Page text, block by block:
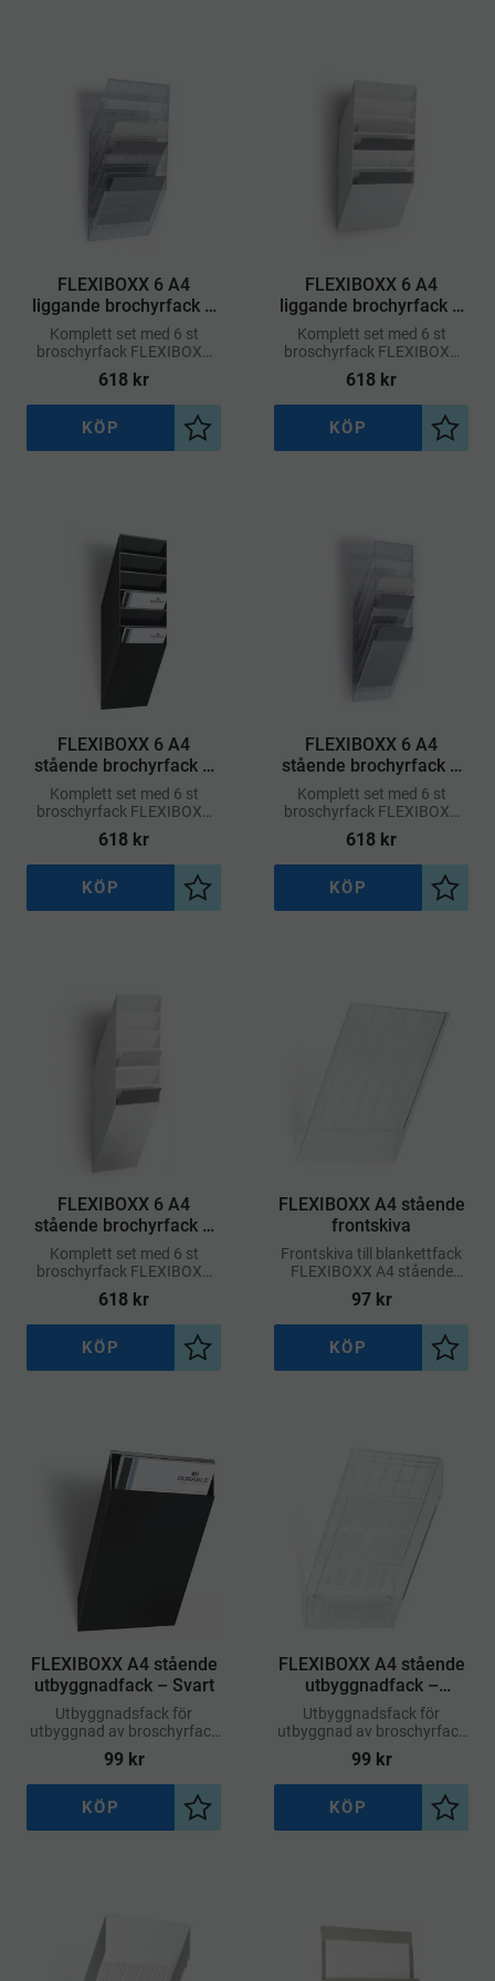
FLEXIBOXX 6 A4
liggande brochyrfack –
Transparent
Komplett set med 6 st
broschyrfack FLEXIBOXX
A4 i liggande format och en
frontplatta.
618 kr
Lägg till i önskelista
KÖP
FLEXIBOXX 6 A4
liggande brochyrfack –
Vit
Komplett set med 6 st
broschyrfack FLEXIBOXX
A4 i liggande format och en
frontplatta.
618 kr
Lägg
KÖP
FLEXIBOXX 6 A4
stående brochyrfack –
Svart
Komplett set med 6 st
broschyrfack FLEXIBOXX
A4 i stående format och en
frontplatta.
618 kr
Lägg till i önskelista
KÖP
FLEXIBOXX 6 A4
stående brochyrfack –
Transparent
Komplett set med 6 st
broschyrfack FLEXIBOXX
A4 i stående format och en
frontplatta.
618 kr
Lägg
KÖP
FLEXIBOXX 6 A4
stående brochyrfack –
Vit
Komplett set med 6 st
broschyrfack FLEXIBOXX
A4 i stående format och en
frontplatta.
618 kr
Lägg till i önskelista
KÖP
FLEXIBOXX A4 stående
frontskiva
Frontskiva till blankettfack
FLEXIBOXX A4 stående
format.
97kr
Lägg
KÖP
FLEXIBOXX A4 stående
utbyggnadfack – Svart
Utbyggnadsfack för
utbyggnad av broschyrfack
FLEXIBOXX A4 stående
format.
99kr
Lägg till i önskelista
KÖP
FLEXIBOXX A4 stående
utbyggnadfack –
Transparent
Utbyggnadsfack för
utbyggnad av broschyrfack
FLEXIBOXX A4 stående
format.
99kr
Lägg
KÖP